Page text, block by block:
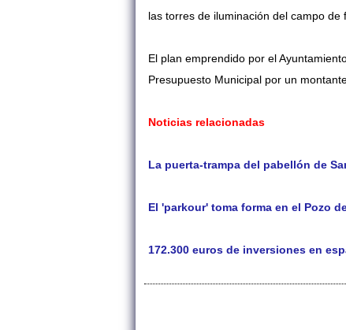
las torres de iluminación del campo de
El plan emprendido por el
Presupuesto Municipal por un
Noticias relacionadas
La puerta-trampa del pabellón de
El 'parkour' toma forma en el Pozo
172.300 euros de inversiones en